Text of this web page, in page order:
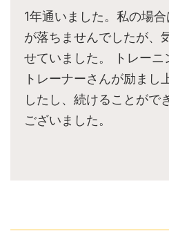
1年通いました。私の場
が落ちませんでしたが、
せていました。 トレーニ
トレーナーさんが励まし
したし、続けることがで
ございました。